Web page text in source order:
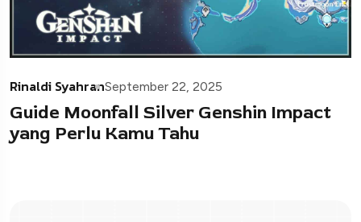
Rinaldi SyahranSeptember 22, 2025
Guide Moonfall Silver Genshin Impact
yang Perlu Kamu Tahu